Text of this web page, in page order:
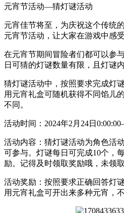
元宵节活动—猜灯谜活动
元宵佳节将至，为庆祝这个传统
元宵节活动，让大家在游戏中感
在元宵节期间冒险者们都可以参
日可猜的灯谜数量有限，且灯谜内
猜灯谜活动中，按照要求完成灯
用元宵礼盒可随机获得不同馅儿
不同。
活动时间： 2024年2月24日 0:00:00
活动内容： 猜灯谜活动为角色活
可参与。 灯谜每日可完成10个，
励。 记得及时领取奖励哦，未领
活动奖励： 按照要求正确回答灯
用元宵礼盒可开出来多种元宵，